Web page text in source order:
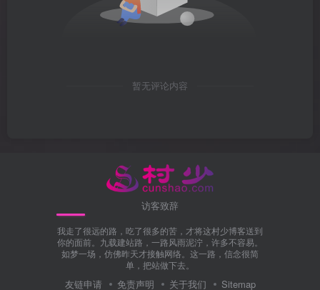
暂无评论内容
访客致辞
我走了很远的路，吃了很多的苦，才将这村少博客送到
你的面前。九载建站路，一路风雨泥泞，许多不容易。
如梦一场，仿佛昨天才接触网络。这一路，信念很简
单，把站做下去。
友链申请 免责声明 关于我们 Sitemap